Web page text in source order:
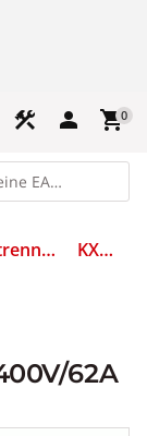
construction person shopping_cart0
Neutralleitertrenn-Reihenklemme KXA16ND
62A